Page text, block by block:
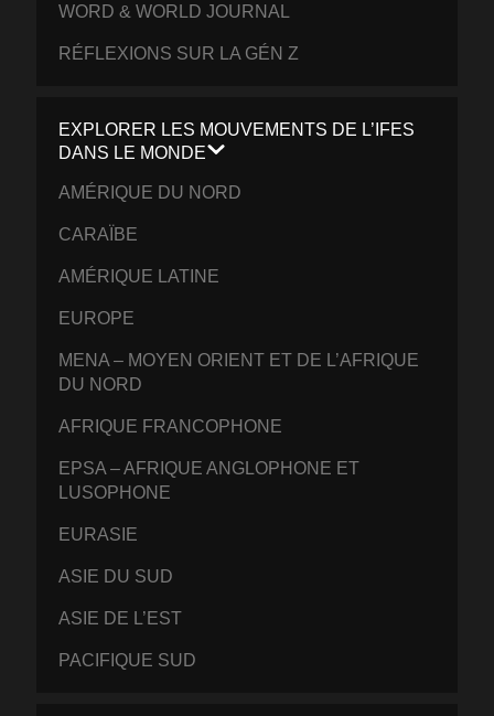
WORD & WORLD JOURNAL
RÉFLEXIONS SUR LA GÉN Z
EXPLORER LES MOUVEMENTS DE L’IFES
DANS LE MONDE
AMÉRIQUE DU NORD
CARAÏBE
AMÉRIQUE LATINE
EUROPE
MENA – MOYEN ORIENT ET DE L’AFRIQUE
DU NORD
AFRIQUE FRANCOPHONE
EPSA – AFRIQUE ANGLOPHONE ET
LUSOPHONE
EURASIE
ASIE DU SUD
ASIE DE L’EST
PACIFIQUE SUD